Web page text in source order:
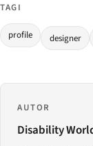
TAGI
profile designer
AUTOR
Disability